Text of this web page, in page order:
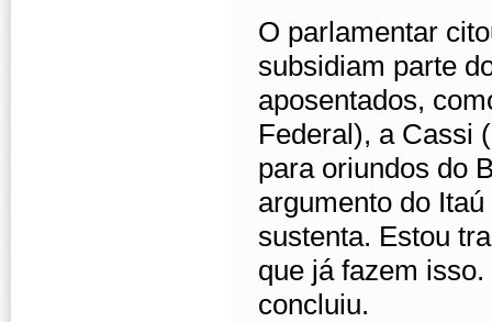
O parlamentar
subsidiam parte
aposentados,
Federal), a Cassi
para oriundos do
argumento do
sustenta. Estou
que já fazem
concluiu.